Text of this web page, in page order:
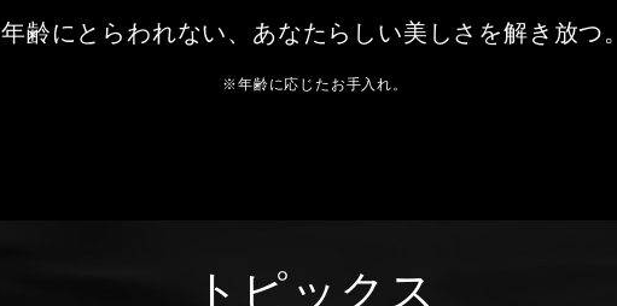
年齢にとらわれない、あなたらしい美しさを解き放つ。
※年齢に応じたお手入れ。
トピックス